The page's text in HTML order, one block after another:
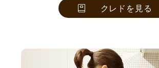
クレドを見る